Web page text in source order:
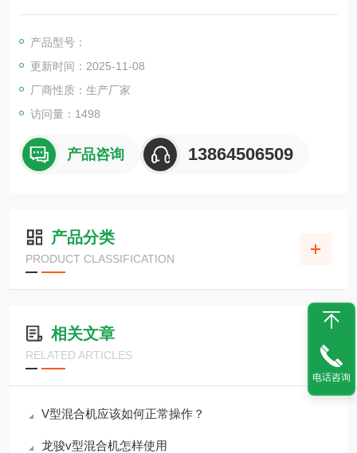
茶叶、化工、建材工业、涂料、塑料、橡胶、调味品等行业的粉
产品型号：
更新时间：2025-11-08
厂商性质：生产厂家
访问量：1498
产品咨询 13864506509
产品分类
PRODUCT CLASSIFICATION
相关文章
RELATED ARTICLES
V型混合机应该如何正常操作？
龙骏v型混合机怎样使用
电话咨询